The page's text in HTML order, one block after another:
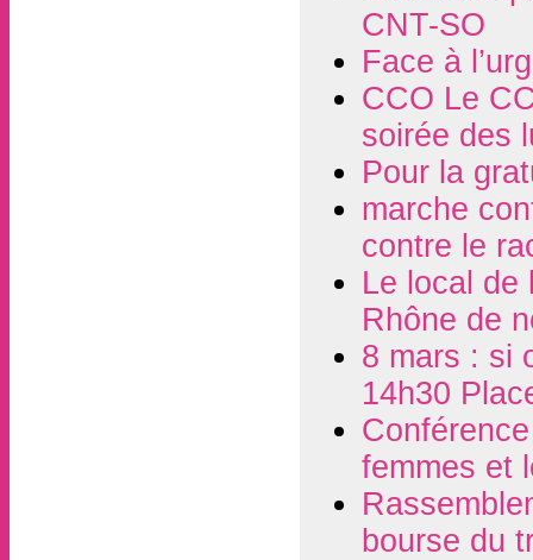
CNT-SO
Face à
CCO Le
soirée des
Pour la
marche
contre le
Le local de
Rhône de
8 mars : si
14h30
femmes et
bourse du